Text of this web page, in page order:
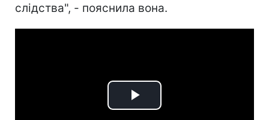
слідства", - пояснила вона.
Play